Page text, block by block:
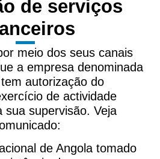
de serviços
meio dos seus canais
a empresa denominada
autorização do
de actividade
sua supervisão. Veja
de Angola tomado